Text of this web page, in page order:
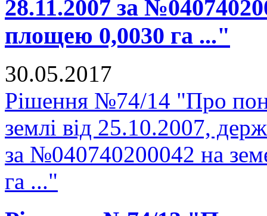
28.11.2007 за
площею 0,0030 га ..."
30.05.2017
Рішення №74/14 "Про
землі від 25.10.2007,
за №040740200042 на
га ..."